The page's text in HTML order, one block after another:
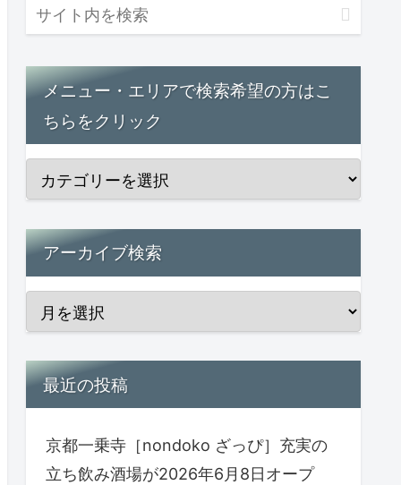
メニュー・エリアで検索希望の方はこ
ちらをクリック
アーカイブ検索
最近の投稿
京都一乗寺［nondoko ざっぴ］充実の
立ち飲み酒場が2026年6月8日オープ